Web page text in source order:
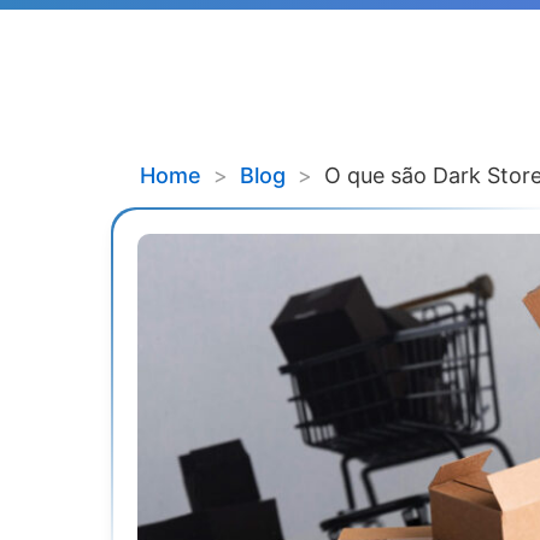
Home > Blog > O que são Dark